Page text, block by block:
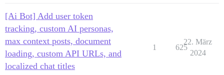
[Ai Bot] Add user token
tracking, custom AI personas,
max context posts, document
loading, custom API URLs, and
localized chat titles
1 625
22. März
2024